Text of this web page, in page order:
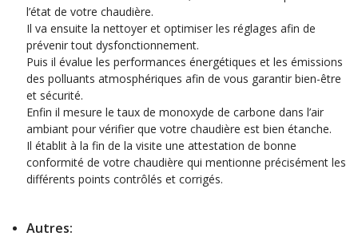
l’état de votre chaudière.
Il va ensuite la nettoyer et optimiser les réglages afin de
prévenir tout dysfonctionnement.
Puis il évalue les performances énergétiques et les émissions
des polluants atmosphériques afin de vous garantir bien-être
et sécurité.
Enfin il mesure le taux de monoxyde de carbone dans l’air
ambiant pour vérifier que votre chaudière est bien étanche.
Il établit à la fin de la visite une attestation de bonne
conformité de votre chaudière qui mentionne précisément les
différents points contrôlés et corrigés.
Autres: